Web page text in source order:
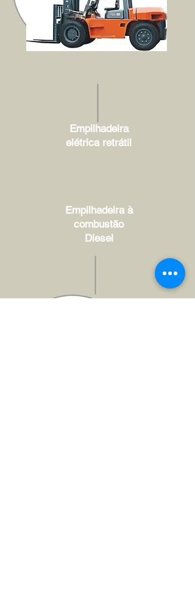
Empilhadeira
elétrica retrátil
Empilhadeira à
combustão
Diesel